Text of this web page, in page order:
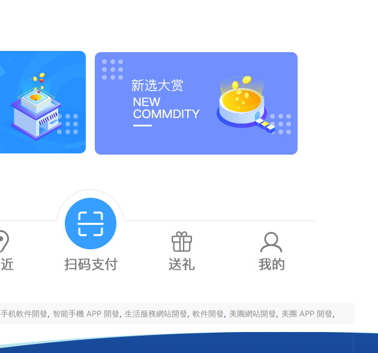
手机軟件開發, 智能手機 APP 開發, 生活服務網站開發, 軟件開發, 美團網站開發, 美團 APP 開發,